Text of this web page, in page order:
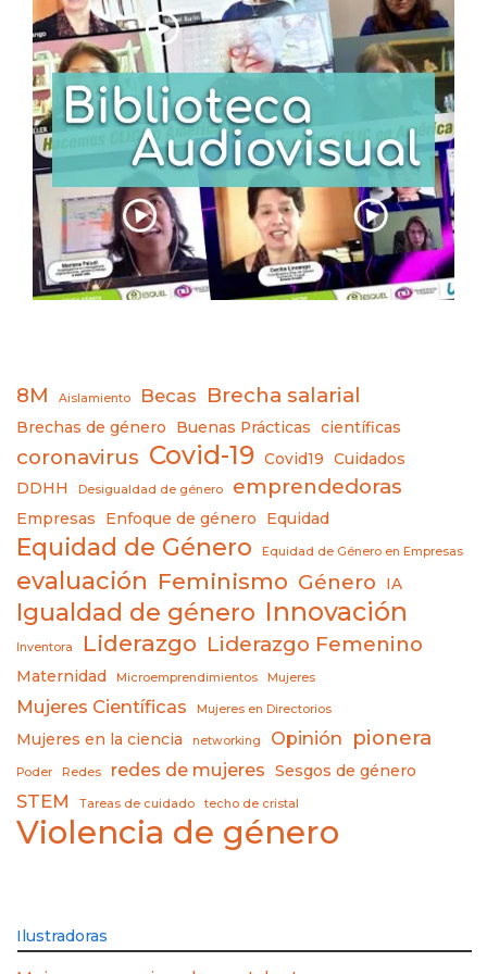
8M Aislamiento Becas Brecha salarial
Brechas de género Buenas Prácticas científicas
coronavirus Covid-19 Covid19
Cuidados
DDHH
Desigualdad de género emprendedoras
Empresas Enfoque de género Equidad
Equidad de Género Equidad de Género en Empresas
evaluación Feminismo Género IA
Igualdad de género Innovación
Inventora Liderazgo Liderazgo Femenino
Maternidad Microemprendimientos Mujeres
Mujeres Científicas Mujeres en Directorios
Mujeres en la ciencia networking Opinión pionera
Poder Redes redes de mujeres Sesgos de género
STEM Tareas de cuidado techo de cristal
Violencia de género
Ilustradoras